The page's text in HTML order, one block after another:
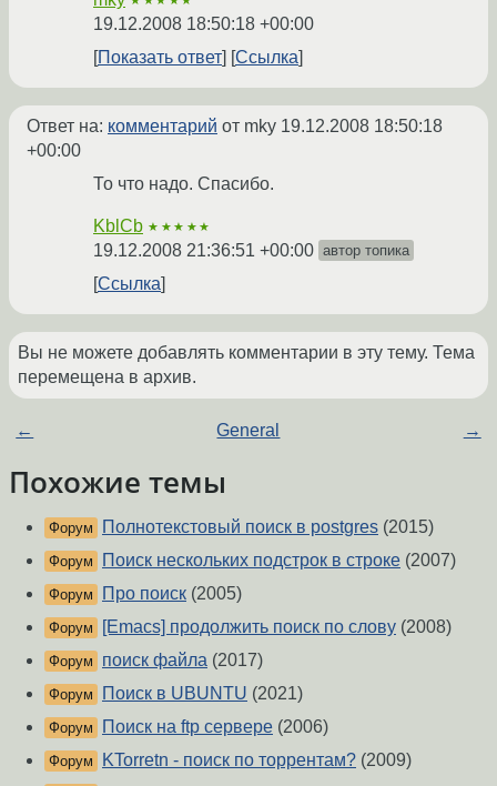
19.12.2008 18:50:18 +00:00
Показать ответ
Ссылка
Ответ на: комментарий от mky 19.12.2008 18:50:18
+00:00
То что надо. Спасибо.
KblCb ★★★★★
19.12.2008 21:36:51 +00:00 автор топика
Ссылка
Вы не можете добавлять комментарии в эту тему. Тема
перемещена в архив.
← General →
Похожие темы
Форум Полнотекстовый поиск в postgres (2015)
Форум Поиск нескольких подстрок в строке (2007)
Форум Про поиск (2005)
Форум [Emacs] продолжить поиск по слову (2008)
Форум поиск файла (2017)
Форум Поиск в UBUNTU (2021)
Форум Поиск на ftp сервере (2006)
Форум KTorretn - поиск по торрентам? (2009)